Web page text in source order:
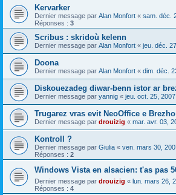
Kervarker
Dernier message par Alan Monfort « sam. déc.
Réponses : 3
Scribus : skridoù kelenn
Dernier message par Alan Monfort « jeu. déc.
Doona
Dernier message par Alan Monfort « dim. déc.
Diskouezadeg diwar-benn istor ar
Dernier message par yannig « jeu. oct. 25,
Trugarez vras evit NeoOffice e
Dernier message par drouizig « mar. avr. 03,
Kontroll ?
Dernier message par Giulia « ven. mars 30,
Réponses : 2
Windows Vista en alsacien: t'as pas
Dernier message par drouizig « lun. mars 26,
Réponses : 4